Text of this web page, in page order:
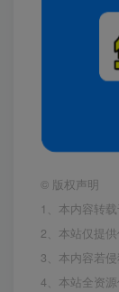
© 版权声明
1、本内容转
2、本站仅提
3、本内容若
4、本站全资